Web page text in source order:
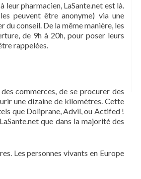
leur pharmacien, LaSante.net est là.
peuvent être anonyme) via une
conseil. De la même manière, les
de 9h à 20h, pour poser leurs
rappelées.
commerces, de se procurer des
une dizaine de kilomètres. Cette
que Doliprane, Advil, ou Actifed !
que dans la majorité des
Les personnes vivants en Europe